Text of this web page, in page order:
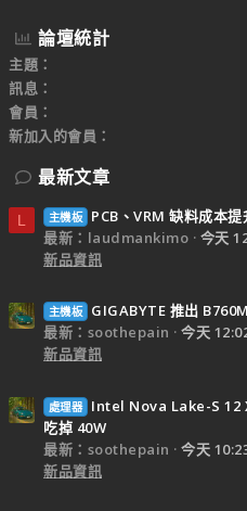
論壇統計
主題
訊息
會員
新加入的會員
最新文章
L 主機板
PCB、VRM 缺料成本
最新：laudmankimo
今天
新品資訊
主機板
GIGABYTE 推出
最新：soothepain
今天
新品資訊
處理器
Intel Nova Lake-S 12
吃掉 40W
最新：soothepain
今天
新品資訊